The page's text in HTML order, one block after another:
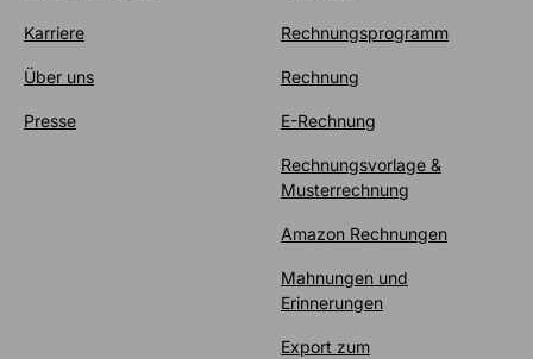
Karriere
Über uns
Presse
Rechnungsprogramm
Rechnung
E-Rechnung
Rechnungsvorlage &
Musterrechnung
Amazon Rechnungen
Mahnungen und
Erinnerungen
Export zum